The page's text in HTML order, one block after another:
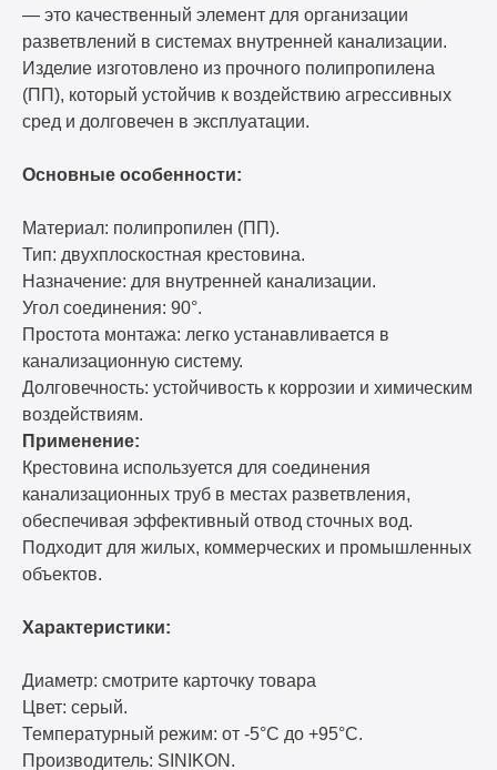
— это качественный элемент для организации
разветвлений в системах внутренней канализации.
Изделие изготовлено из прочного полипропилена
(ПП), который устойчив к воздействию агрессивных
сред и долговечен в эксплуатации.
Основные особенности:
Материал: полипропилен (ПП).
Тип: двухплоскостная крестовина.
Назначение: для внутренней канализации.
Угол соединения: 90°.
Простота монтажа: легко устанавливается в
канализационную систему.
Долговечность: устойчивость к коррозии и химическим
воздействиям.
Применение:
Крестовина используется для соединения
канализационных труб в местах разветвления,
обеспечивая эффективный отвод сточных вод.
Подходит для жилых, коммерческих и промышленных
объектов.
Характеристики:
Диаметр: смотрите карточку товара
Цвет: серый.
Температурный режим: от -5°C до +95°C.
Производитель: SINIKON.